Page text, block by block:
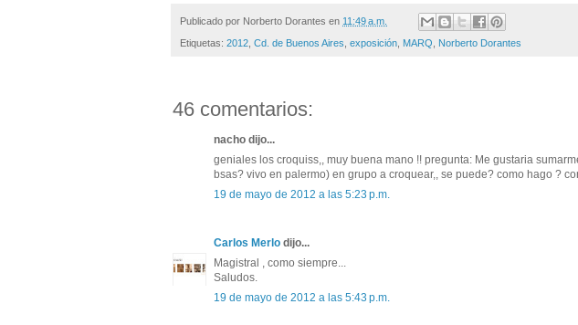
Publicado por Norberto Dorantes en 11:49 a.m.
Etiquetas: 2012, Cd. de Buenos Aires, exposición, MARQ, Norberto Dorantes
46 comentarios:
nacho dijo...
geniales los croquiss,, muy buena mano !! pregunta: Me gustaria
bsas? vivo en palermo) en grupo a croquear,, se puede? como hago ?
19 de mayo de 2012 a las 5:23 p.m.
Carlos Merlo dijo...
Magistral , como siempre...
Saludos.
19 de mayo de 2012 a las 5:43 p.m.